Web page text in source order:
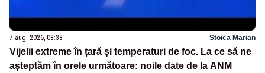
7 aug. 2026, 08:38 Stoica Marian
Vijelii extreme în țară și temperaturi de foc. La ce să ne
așteptăm în orele următoare: noile date de la ANM